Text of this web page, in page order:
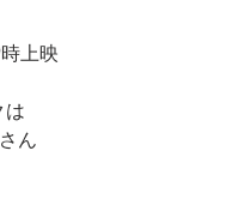
時上映
は
ん